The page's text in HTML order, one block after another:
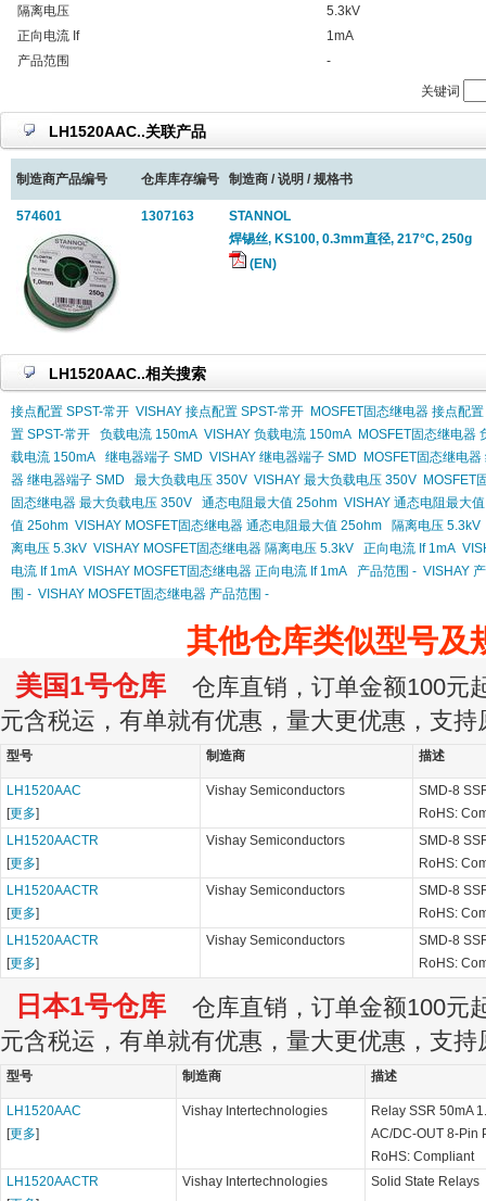
隔离电压
5.3kV
正向电流 If
1mA
产品范围
-
关键词
LH1520AAC..关联产品
制造商产品编号 仓库库存编号 制造商 / 说明 / 规格书
574601 1307163
STANNOL
焊锡丝, KS100, 0.3mm直径, 217°C, 250g
(EN)
LH1520AAC..相关搜索
接点配置 SPST-常开 VISHAY 接点配置 SPST-常开 MOSFET固态继电器 接点配
置 SPST-常开
负载电流 150mA VISHAY 负载电流 150mA MOSFET固态继电器
载电流 150mA
继电器端子 SMD VISHAY 继电器端子 SMD
MOSFET固态继电
器 继电器端子 SMD
最大负载电压 350V VISHAY 最大负载电压 350V MOSFET
固态继电器 最大负载电压 350V
通态电阻最大值 25ohm VISHAY 通态电阻最大
值 25ohm VISHAY MOSFET固态继电器 通态电阻最大值 25ohm
隔离电压 5.3kV
离电压 5.3kV VISHAY MOSFET固态继电器 隔离电压 5.3kV 正向电流 If 1mA
电流 If 1mA VISHAY MOSFET固态继电器 正向电流 If 1mA 产品范围 - VISHAY
围 - VISHAY MOSFET固态继电器 产品范围 -
其他仓库类似型号及
美国1号仓库 仓库直销，订单金额100元
元含税运，有单就有优惠，量大更优惠，支持
型号 制造商 描述
LH1520AAC
[更多]
Vishay Semiconductors
SMD-8
RoHS:
LH1520AACTR
[更多]
Vishay Semiconductors
SMD-8
RoHS:
LH1520AACTR
[更多]
Vishay Semiconductors
SMD-8
RoHS:
LH1520AACTR
[更多]
Vishay Semiconductors
SMD-8
RoHS:
日本1号仓库 仓库直销，订单金额100元
元含税运，有单就有优惠，量大更优惠，支持
型号 制造商 描述
LH1520AAC
[更多]
Vishay Intertechnologies
Relay SSR 50mA
AC/DC-OUT 8-Pin
RoHS: Compliant
LH1520AACTR
Vishay Intertechnologies Solid State Relays